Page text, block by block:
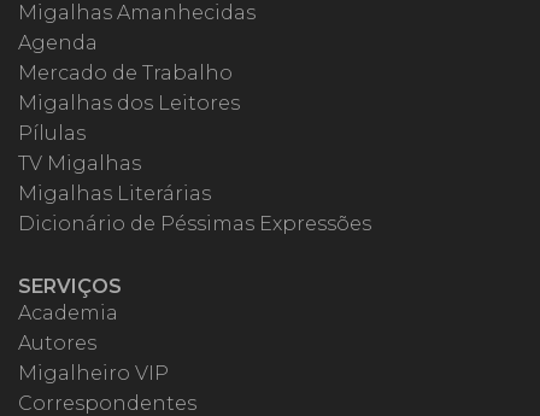
Migalhas Amanhecidas
Agenda
Mercado de Trabalho
Migalhas dos Leitores
Pílulas
TV Migalhas
Migalhas Literárias
Dicionário de Péssimas Expressões
SERVIÇOS
Academia
Autores
Migalheiro VIP
Correspondentes